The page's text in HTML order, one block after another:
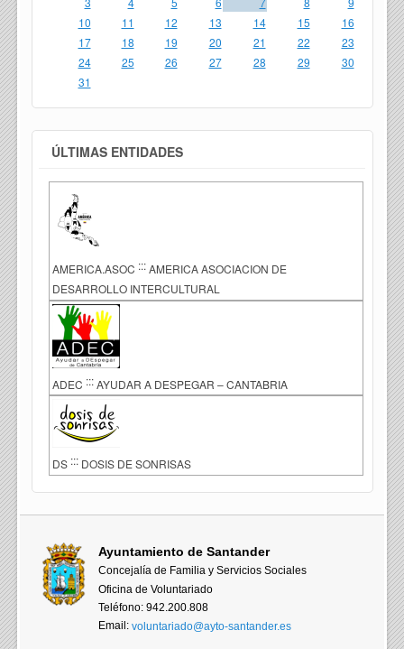
10
11 12 13 14 15
16
17
18 19 20 21 22
23
24
25 26 27 28 29
30
31
ÚLTIMAS ENTIDADES
AMERICA.ASOC ::: AMERICA ASOCIACION DE
DESARROLLO INTERCULTURAL
ADEC ::: AYUDAR A DESPEGAR – CANTABRIA
DS ::: DOSIS DE SONRISAS
Ayuntamiento de Santander
Concejalía de Familia y Servicios Sociales
Oficina de Voluntariado
Teléfono: 942.200.808
Email:voluntariado@ayto-santander.es